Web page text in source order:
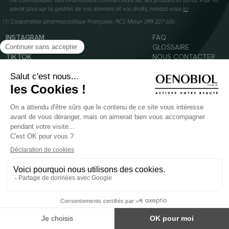
savoir plus sur la gestion de vos données et vos droits, rendez-vous ici
(1) Coopération pharmaceutique Française, RCS Melun 399 227 636
INSTAGRAM
FACEBOOK
TIKTOK
FAQ
GLOSSAIRE
NOUS CONTACTER
© 2024 Oenobiol Paris
Mentions légales
Conditions Générales d’Utilisation
Politique en matière de cookies
POUR VOTRE SANTÉ, MANGEZ AU MOINS CINQ FRUITS ET LÉGUMES PAR JOUR -
ne pas être utilisés comme substituts d'un régimes alimentaire varié et équilibré.
Réservé à l'adulte. Consulter attentivement l'étiquetage des produits avant l'utilisation.